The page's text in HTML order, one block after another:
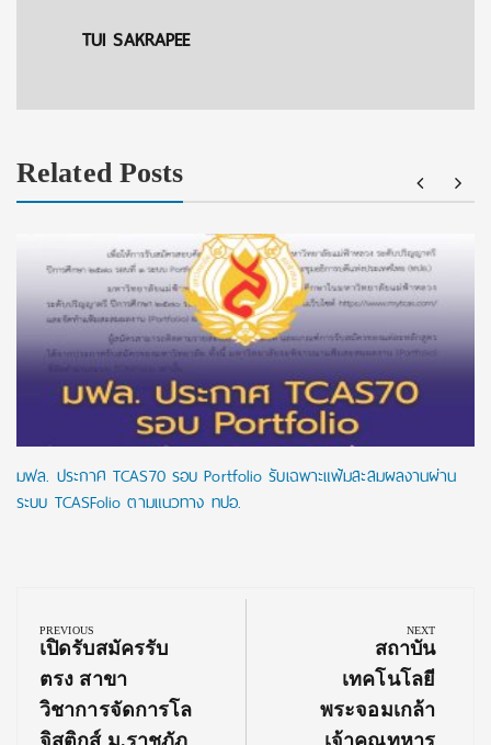
TUI SAKRAPEE
Related Posts
มฟล. ประกาศ TCAS70 รอบ Portfolio รับเฉพาะแฟ้มสะสมผลงานผ่าน
ระบบ TCASFolio ตามแนวทาง ทปอ.
navigation
PREVIOUS
Previous
Post:
เปิดรับสมัครรับ
ตรง สาขา
วิชาการจัดการโล
จิสติกส์ ม.ราชภัฏ
NEXT
Next
Post:
สถาบัน
เทคโนโลยี
พระจอมเกล้า
เจ้าคุณทหาร